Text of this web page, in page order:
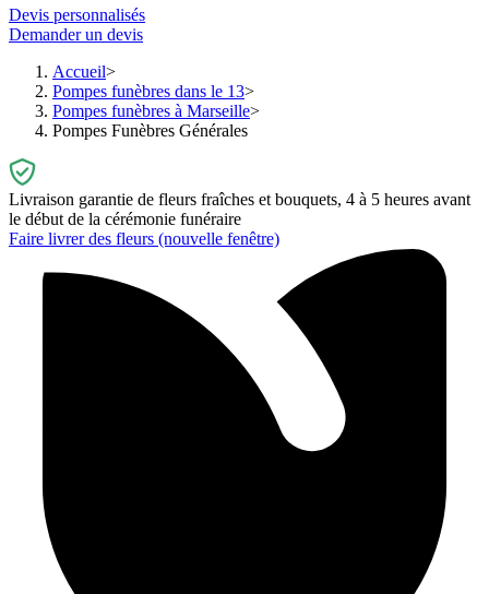
Devis personnalisés
Demander un devis
Accueil
Pompes funèbres dans le 13
Pompes funèbres à Marseille
Pompes Funèbres Générales
Livraison garantie de fleurs fraîches et bouquets, 4 à 5 heures avant
le début de la cérémonie funéraire
Faire livrer des fleurs (nouvelle fenêtre)